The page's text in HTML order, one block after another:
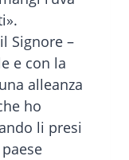
Signore –
e con la
alleanza
ho
li presi